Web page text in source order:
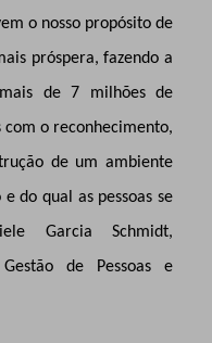
o nosso propósito de
próspera, fazendo a
de 7 milhões de
com o reconhecimento,
de um ambiente
do qual as pessoas se
Garcia Schmidt,
de Pessoas e